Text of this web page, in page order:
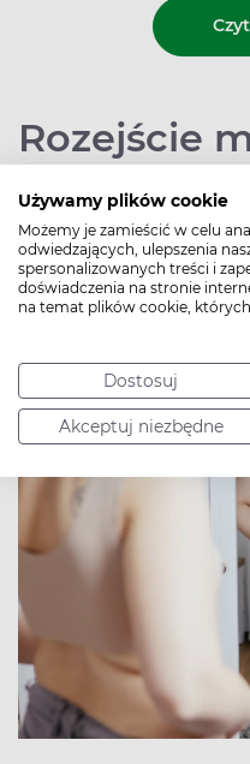
Używamy plików cookie
Możemy je zamieścić w celu
odwiedzających, ulepszenia
spersonalizowanych treści i
doświadczenia na stronie
na temat plików cookie,
Dostosuj
Akceptuj niezbędne
Rozejście
prostego
objawy,
brzucha?
Autor:Joanna Mazurek